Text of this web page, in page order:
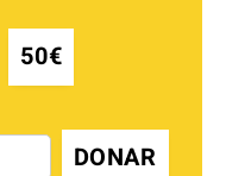
50€
DONAR